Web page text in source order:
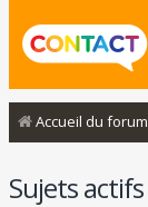
Accueil du forum
Sujets actifs